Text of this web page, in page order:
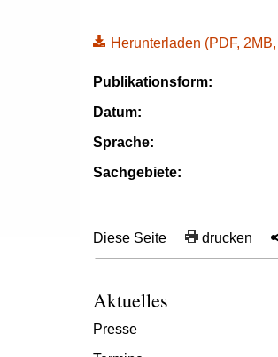
Herunterladen (PDF,
Publikationsform:
Datum:
Sprache:
Sachgebiete:
Diese Seite drucken
Aktuelles
Presse